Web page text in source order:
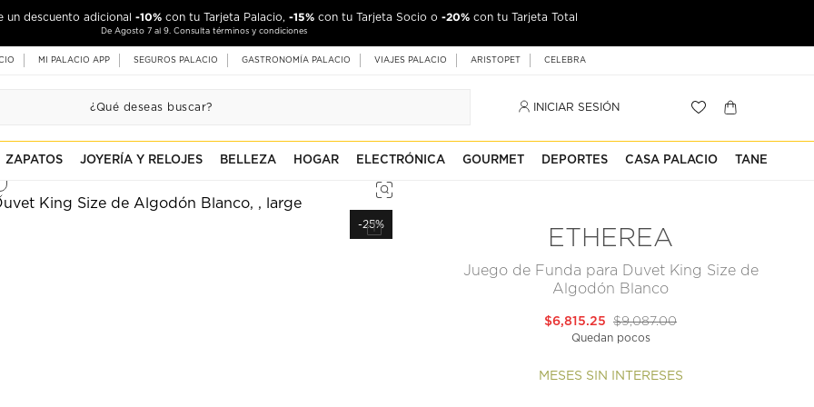
un descuento adicional -10% con tu Tarjeta Palacio, -15% con tu Tarjeta Socio o -20% con tu Tarjeta Total
De Agosto 7 al 9. Consulta términos y condiciones
MI PALACIO APP SEGUROS PALACIO GASTRONOMÍA PALACIO VIAJES PALACIO ARISTOPET CELEBRA
INICIAR SESIÓN
ZAPATOS JOYERÍA Y RELOJES BELLEZA HOGAR ELECTRÓNICA GOURMET DEPORTES CASA PALACIO TANE
-25%
ETHEREA
Juego de Funda para Duvet King Size de
Algodón Blanco
$9,087.00
$6,815.25
Quedan pocos
MESES SIN INTERESES